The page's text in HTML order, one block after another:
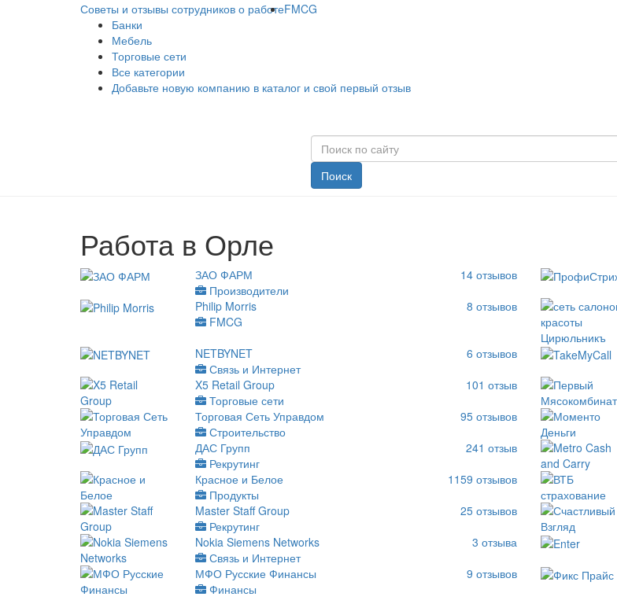
Советы и отзывы сотрудников о работеFMCG
Банки
Мебель
Торговые сети
Все категории
Добавьте новую компанию в каталог и свой первый отзыв
Поиск
Работа в Орле
ЗАО ФАРМ
Производители
14 отзывов
Philip Morris
FMCG
8 отзывов
NETBYNET
Связь и Интернет
6 отзывов
X5 Retail Group
Торговые сети
101 отзыв
Торговая Сеть Управдом
Строительство
95 отзывов
ДАС Групп
Рекрутинг
241 отзыв
Красное и Белое
Продукты
1159 отзывов
Master Staff Group
Рекрутинг
25 отзывов
Nokia Siemens Networks
Связь и Интернет
3 отзыва
МФО Русские Финансы
Финансы
9 отзывов